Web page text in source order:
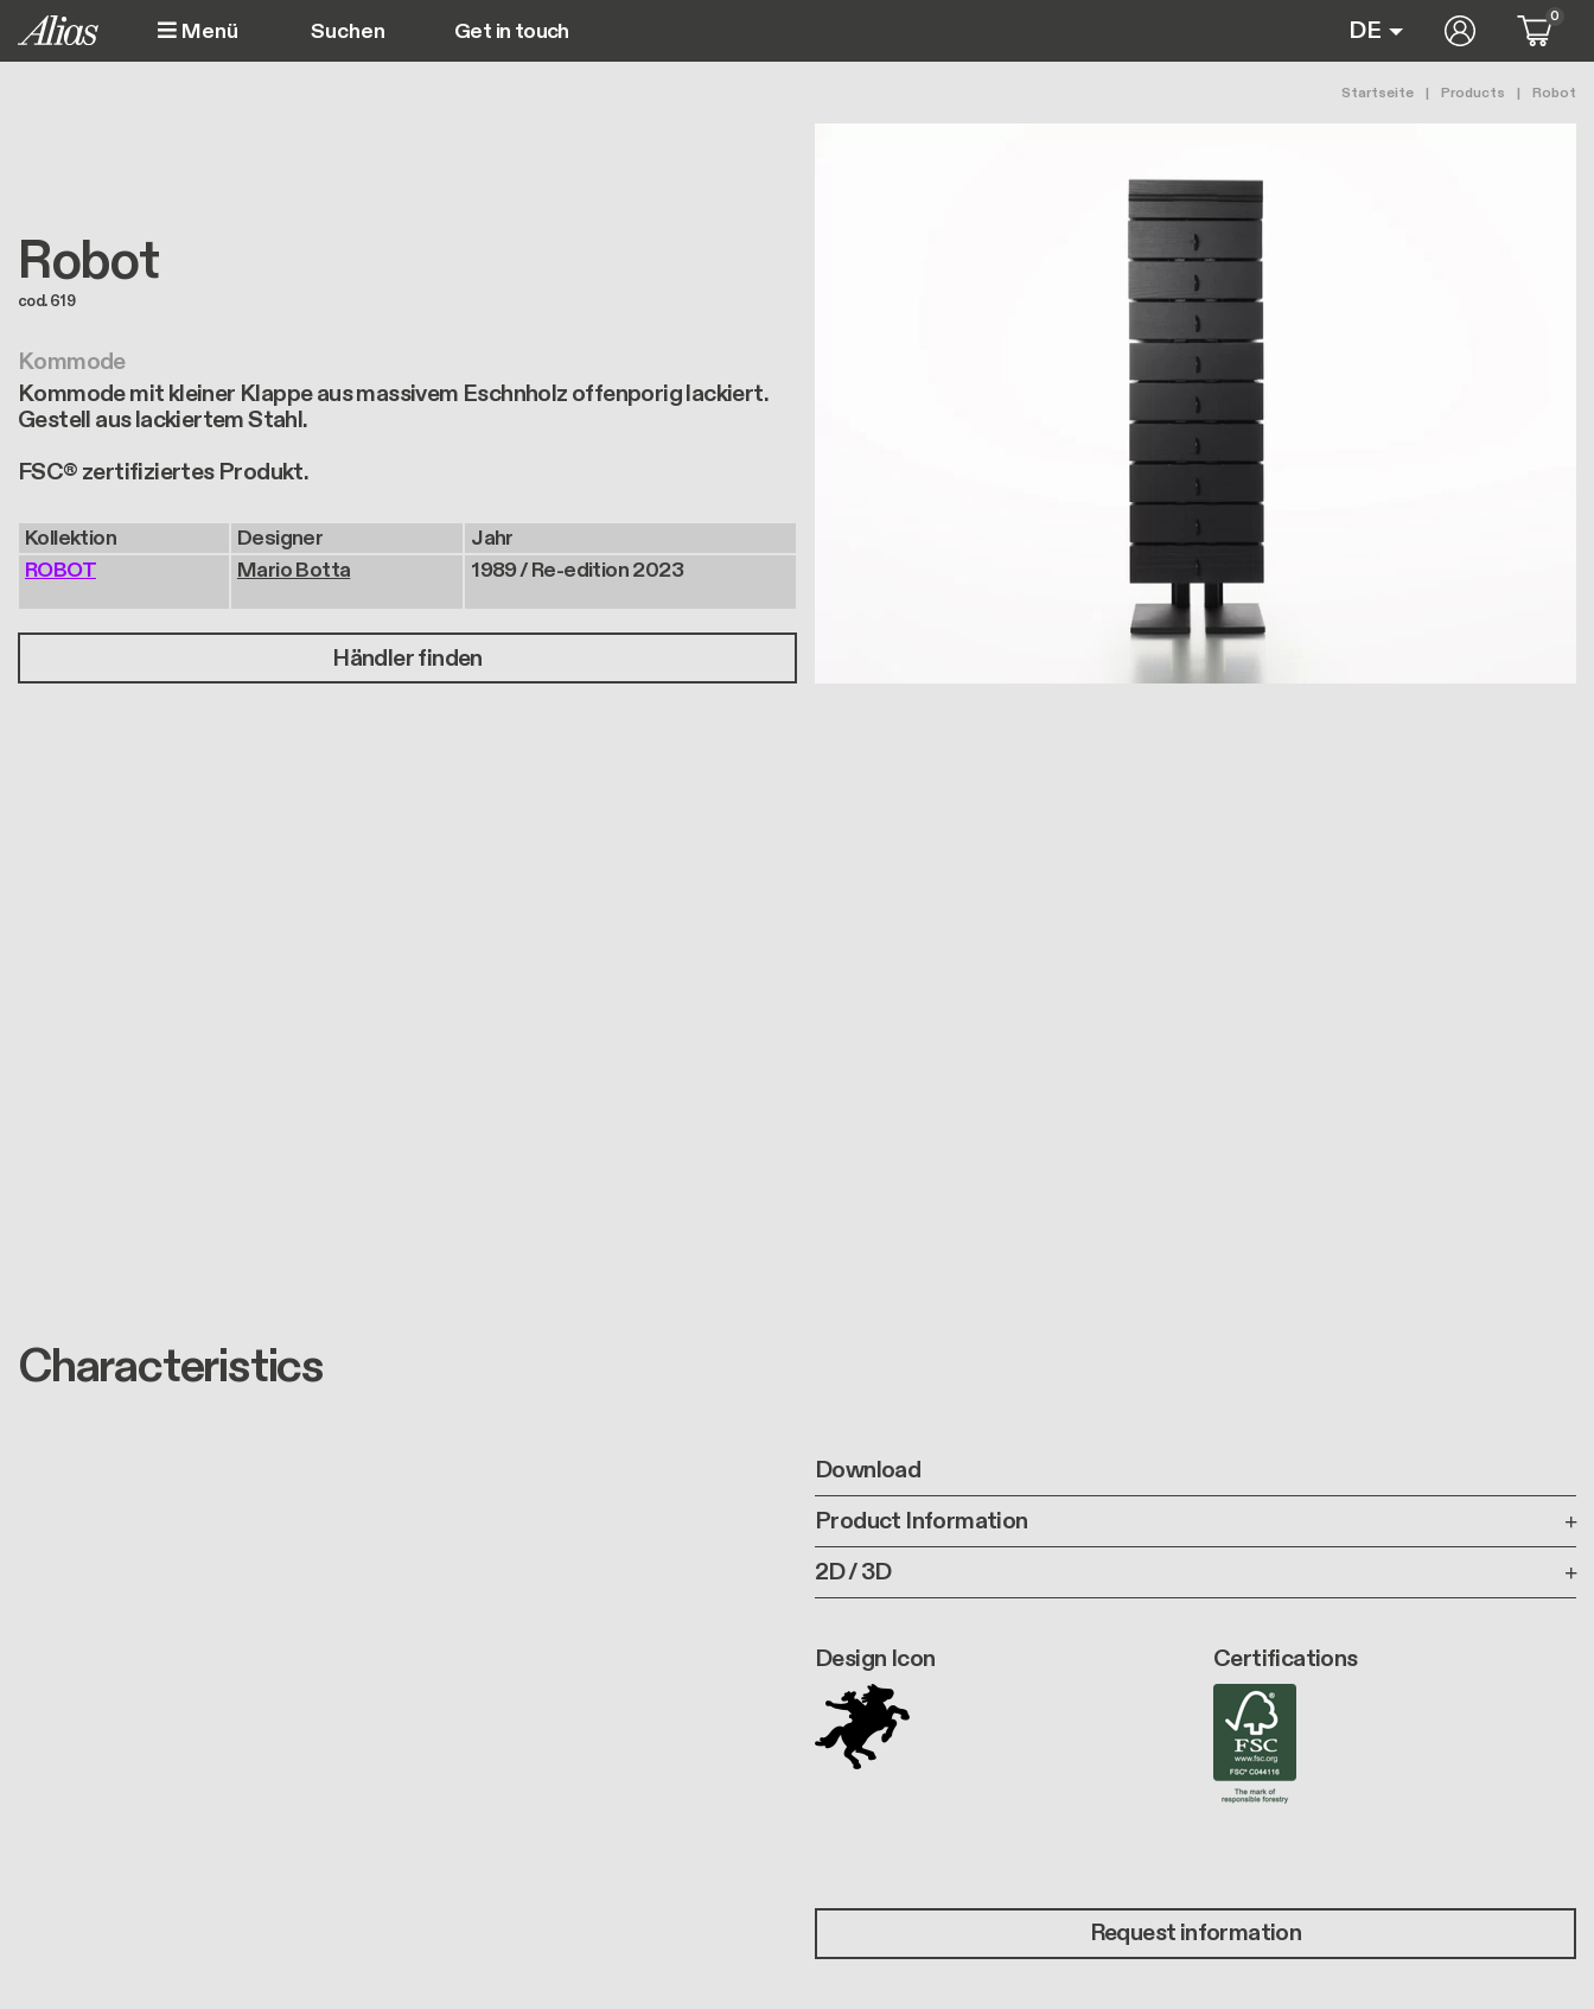
Direkt zum Inhalt
Menü Main navigation
Get in touch DE User 0
Startseite Products Robot
Robot
cod. 619
Kommode
Kommode mit kleiner Klappe aus massivem Eschnholz offenporig lackiert.
Gestell aus lackiertem Stahl.
FSC® zertifiziertes Produkt.
Kollektion
ROBOT
Designer
Mario Botta
Jahr
1989 / Re-edition 2023
Händler finden
Characteristics
Download
Product Information
2D / 3D
Design Icon Certifications
Request information